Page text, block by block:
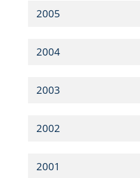
2005
2004
2003
2002
2001